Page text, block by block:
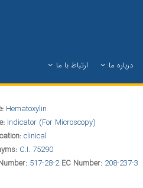
درباره ما ارتباط با ما
Hematoxylin
Indicator (For Microscopy)
clinical
C.I. 75290
517-28-2EC Number: 208-237-3